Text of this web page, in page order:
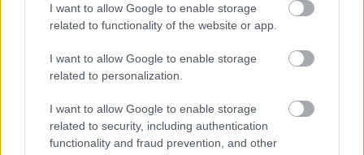
I want to allow Google to enable storage
related to functionality of the website or app.
I want to allow Google to enable storage
related to personalization.
I want to allow Google to enable storage
related to security, including authentication
functionality and fraud prevention, and other
Thomas Lemar (Girona, centrocampista,
510.000)